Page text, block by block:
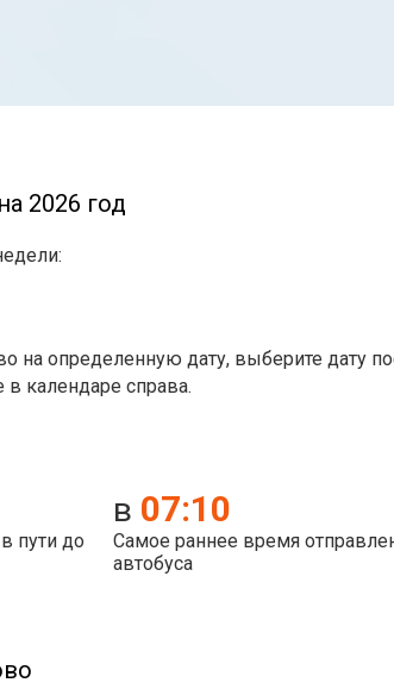
2026 год
на определенную дату, выберите дату
в календаре справа.
пути до
в 07:10
Самое раннее время
автобуса